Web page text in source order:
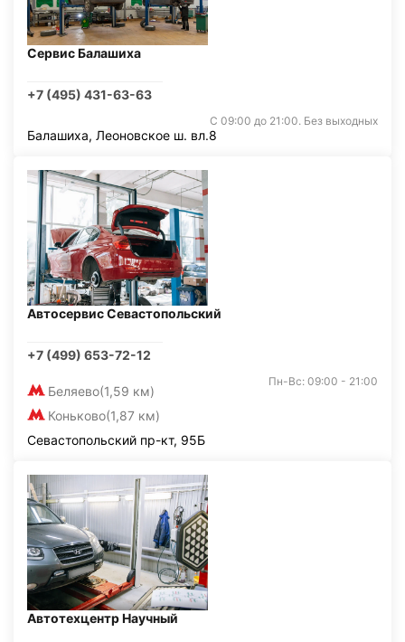
Сервис Балашиха
+7 (495) 431-63-63
С 09:00 до 21:00. Без выходных
Балашиха, Леоновское ш. вл.8
Автосервис Севастопольский
+7 (499) 653-72-12
Беляево(1,59 км)
Коньково(1,87 км)
Пн-Вс: 09:00 - 21:00
Севастопольский пр-кт, 95Б
Автотехцентр Научный